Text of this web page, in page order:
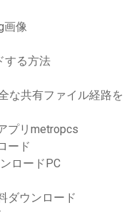
画像
する方法
な共有ファイル経路を
プリmetropcs
ード
ロードPC
ダウンロード